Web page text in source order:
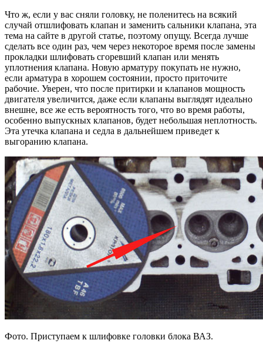
Что ж, если у вас сняли головку, не поленитесь на всякий
случай отшлифовать клапан и заменить сальники клапана, эта
тема на сайте в другой статье, поэтому опущу. Всегда лучше
сделать все один раз, чем через некоторое время после замены
прокладки шлифовать сгоревший клапан или менять
уплотнения клапана. Новую арматуру покупать не нужно,
если арматура в хорошем состоянии, просто приточите
рабочие. Уверен, что после притирки и клапанов мощность
двигателя увеличится, даже если клапаны выглядят идеально
внешне, все же есть вероятность того, что во время работы,
особенно выпускных клапанов, будет небольшая неплотность.
Эта утечка клапана и седла в дальнейшем приведет к
выгоранию клапана.
Фото. Приступаем к шлифовке головки блока ВАЗ.